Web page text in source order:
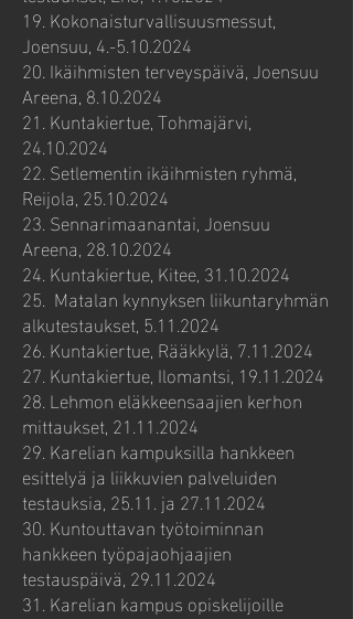
19. Kokonaisturvallisuusmessut,
Joensuu,4.-5.10.2024
20. Ikäihmisten terveyspäivä, Joensuu
Areena,8.10.2024
21. Kuntakiertue, Tohmajärvi,
24.10.2024
22. Setlementin ikäihmisten ryhmä,
Reijola,25.10.2024
23. Sennarimaanantai, Joensuu
Areena,28.10.2024
24. Kuntakiertue, Kitee,31.10.2024
25. Matalan kynnyksen liikuntaryhmän
alkutestaukset,5.11.2024
26. Kuntakiertue, Rääkkylä,7.11.2024
27. Kuntakiertue, Ilomantsi, 19.11.2024
28. Lehmon eläkkeensaajien kerhon
mittaukset,21.11.2024
29. Karelian kampuksilla hankkeen
esittelyä ja liikkuvien palveluiden
testauksia, 25.11. ja 27.11.2024
30. Kuntouttavan työtoiminnan
hankkeen työpajaohjaajien
testauspäivä,29.11.2024
31. Karelian kampus opiskelijoille